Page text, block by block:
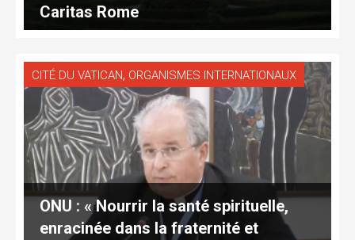
Caritas Rome
CITÉ DU VATICAN, ORGANISMES INTERNATIONAUX
ONU : « Nourrir la santé spirituelle,
enracinée dans la fraternité et